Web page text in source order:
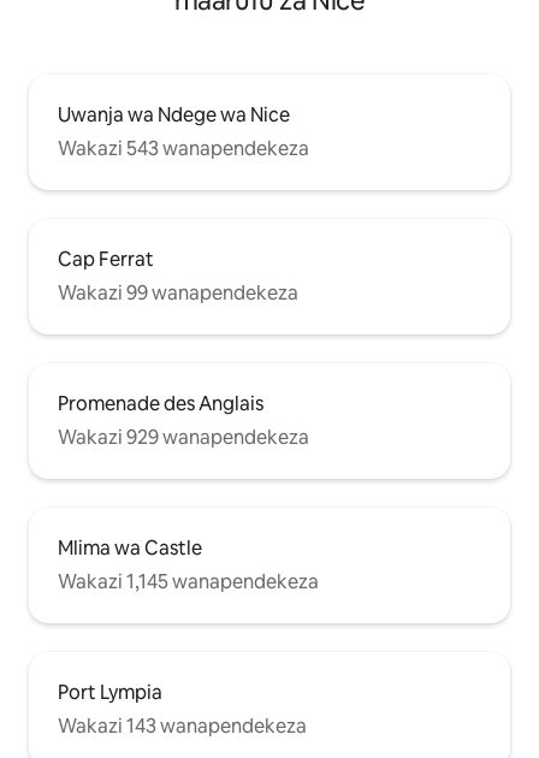
Uwanja wa Ndege wa Nice
Wakazi 543 wanapendekeza
Cap Ferrat
Wakazi 99 wanapendekeza
Promenade des Anglais
Wakazi 929 wanapendekeza
Mlima wa Castle
Wakazi 1,145 wanapendekeza
Port Lympia
Wakazi 143 wanapendekeza